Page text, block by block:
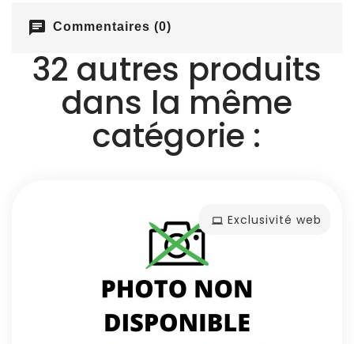
chat Commentaires (0)
32 autres produits
dans la même
catégorie :
Exclusivité web